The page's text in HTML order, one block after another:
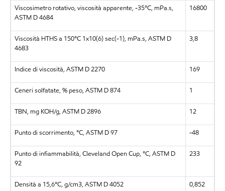
Viscosimetro rotativo, viscosità apparente, -35°C, mPa.s,
ASTM D 4684
16800
Viscosità HTHS a 150°C 1x10(6) sec(-1), mPa.s, ASTM D
4683
3,8
Indice di viscosità, ASTM D 2270 169
Ceneri solfatate, % peso, ASTM D 874 1
TBN, mg KOH/g, ASTM D 2896 12
Punto di scorrimento, °C, ASTM D 97 -48
Punto di infiammabilità, Cleveland Open Cup, °C, ASTM D
92
233
Densità a 15,6°C, g/cm3, ASTM D 4052 0,852